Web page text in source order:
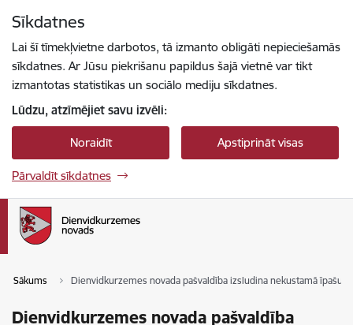
Sīkdatnes
Lai šī tīmekļvietne darbotos, tā izmanto obligāti nepieciešamās
sīkdatnes. Ar Jūsu piekrišanu papildus šajā vietnē var tikt
izmantotas statistikas un sociālo mediju sīkdatnes.
Lūdzu, atzīmējiet savu izvēli:
Noraidīt Apstiprināt visas
Pārvaldīt sīkdatnes
Sākums Dienvidkurzemes novada pašvaldība izsludina nekustamā
Dienvidkurzemes novada pašvaldība